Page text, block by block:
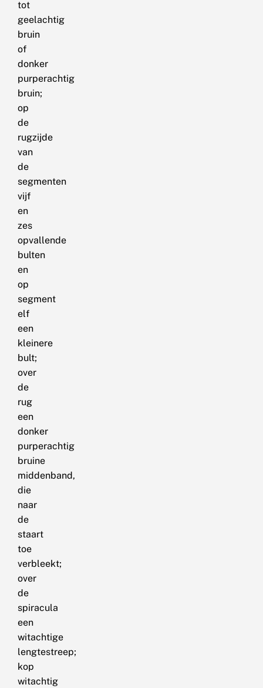
tot
geelachtig
bruin
of
donker
purperachtig
bruin;
op
de
rugzijde
van
de
segmenten
vijf
en
zes
opvallende
bulten
en
op
segment
elf
een
kleinere
bult;
over
de
rug
een
donker
purperachtig
bruine
middenband,
die
naar
de
staart
toe
verbleekt;
over
de
spiracula
een
witachtige
lengtestreep;
kop
witachtig